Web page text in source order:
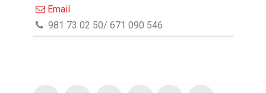
Email
981 73 02 50/ 671 090 546